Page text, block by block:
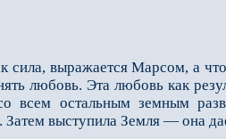
сила, выражается Марсом, а
любовь. Эта любовь как
всем остальным земным
выступила Земля — она